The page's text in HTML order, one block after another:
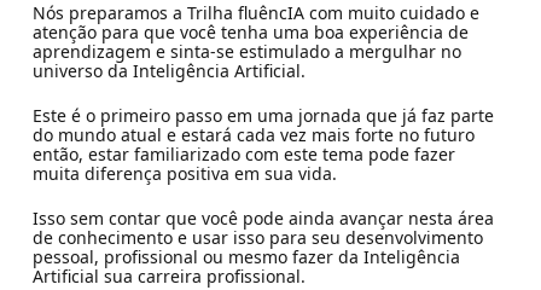
Nós preparamos a Trilha fluêncIA com muito cuidado e
atenção para que você tenha uma boa experiência de
aprendizagem e sinta-se estimulado a mergulhar no
universo da Inteligência Artificial.
Este é o primeiro passo em uma jornada que já faz parte
do mundo atual e estará cada vez mais forte no futuro
então, estar familiarizado com este tema pode fazer
muita diferença positiva em sua vida.
Isso sem contar que você pode ainda avançar nesta área
de conhecimento e usar isso para seu desenvolvimento
pessoal, profissional ou mesmo fazer da Inteligência
Artificial sua carreira profissional.